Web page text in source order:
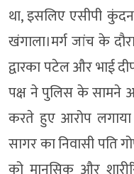
था, इसलिए एसीपी
खंगाला।मर्ग जांच के
द्वारका पटेल और भाई
पक्ष ने पुलिस के सामने
करते हुए आरोप
सागर का निवासी पति